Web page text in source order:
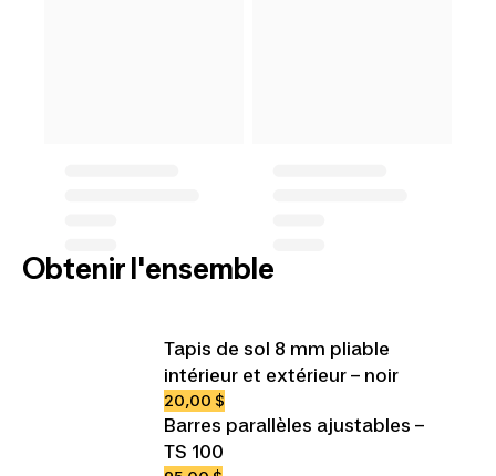
Obtenir l'ensemble
Tapis de sol 8 mm pliable
intérieur et extérieur – noir
20,00 $
Barres parallèles ajustables –
TS 100